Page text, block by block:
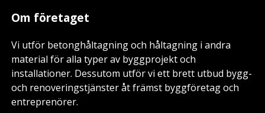
Om företaget
Vi utför betonghåltagning och håltagning i andra
material för alla typer av byggprojekt och
installationer. Dessutom utför vi ett brett utbud bygg-
och renoveringstjänster åt främst byggföretag och
entreprenörer.